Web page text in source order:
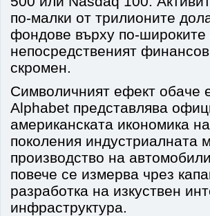
по-малки от трилионите
фондове върху по-широките
непосредственият
скромен.
Символичният ефект обаче
Alphabet представлява
американската икономика
поколения
производство на
повече се измерва чрез
разработка на изкуствен
инфраструктура.